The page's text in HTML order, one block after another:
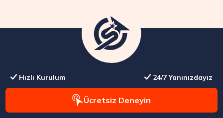
Hızlı Kurulum 24/7 Yanınızdayız
Ücretsiz Deneyin